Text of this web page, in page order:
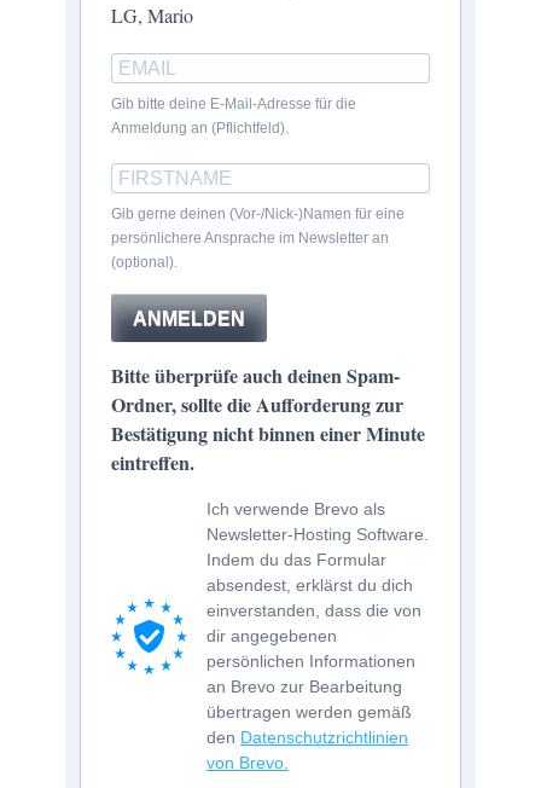
LG, Mario
Gib bitte deine E-Mail-Adresse für die
Anmeldung an (Pflichtfeld).
Gib gerne deinen (Vor-/Nick-)Namen für eine
persönlichere Ansprache im Newsletter an
(optional).
ANMELDEN
Bitte überprüfe auch deinen Spam-
Ordner, sollte die Aufforderung zur
Bestätigung nicht binnen einer Minute
eintreffen.
Ich verwende Brevo als
Newsletter-Hosting Software.
Indem du das Formular
absendest, erklärst du dich
einverstanden, dass die von
dir angegebenen
persönlichen Informationen
an Brevo zur Bearbeitung
übertragen werden gemäß
den Datenschutzrichtlinien
von Brevo.